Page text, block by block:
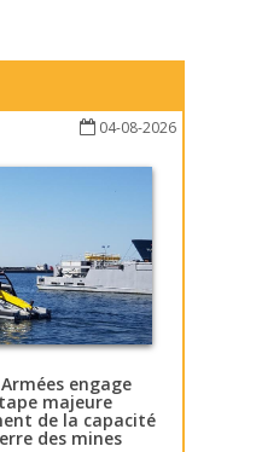
04-08-2026
engage
majeure
de la capacité
des mines